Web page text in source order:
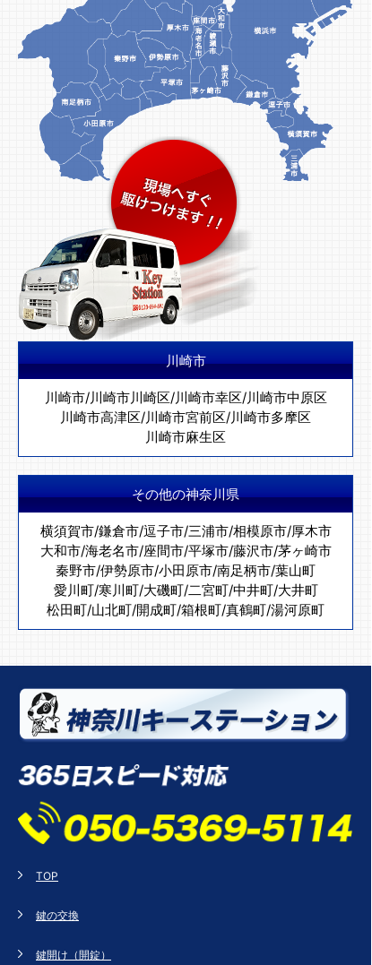
川崎市
川崎市/川崎市川崎区/川崎市幸区/川崎市中原区
川崎市高津区/川崎市宮前区/川崎市多摩区
川崎市麻生区
その他の神奈川県
横須賀市/鎌倉市/逗子市/三浦市/相模原市/厚木市
大和市/海老名市/座間市/平塚市/藤沢市/茅ヶ崎市
秦野市/伊勢原市/小田原市/南足柄市/葉山町
愛川町/寒川町/大磯町/二宮町/中井町/大井町
松田町/山北町/開成町/箱根町/真鶴町/湯河原町
TOP
鍵の交換
鍵開け（開錠）